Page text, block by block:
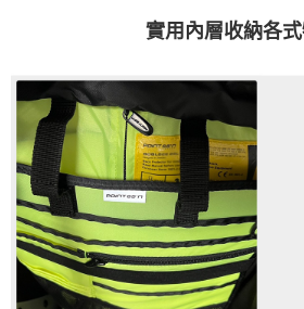
實用內層收納各